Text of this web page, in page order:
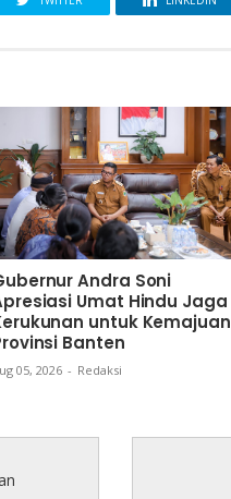
Andra Soni
Umat Hindu Jaga
untuk Kemajuan
Banten
05, 2026 - Redaksi